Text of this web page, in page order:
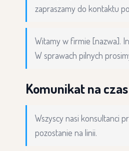
zapraszamy do kontaktu
Witamy w firmie [nazwa].
W sprawach pilnych
Komunikat na
Wszyscy nasi konsultanci
pozostanie na linii.